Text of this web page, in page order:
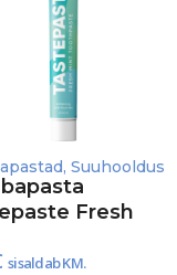
, Suuhooldus
Fresh
sisaldab KM.